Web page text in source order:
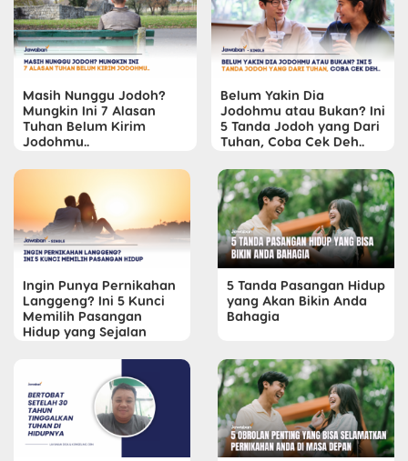
Masih Nunggu Jodoh?
Mungkin Ini 7 Alasan
Tuhan Belum Kirim
Jodohmu..
Belum Yakin Dia
Jodohmu atau Bukan? Ini
5 Tanda Jodoh yang Dari
Tuhan, Coba Cek Deh..
Ingin Punya Pernikahan
Langgeng? Ini 5 Kunci
Memilih Pasangan
Hidup yang Sejalan
5 Tanda Pasangan Hidup
yang Akan Bikin Anda
Bahagia